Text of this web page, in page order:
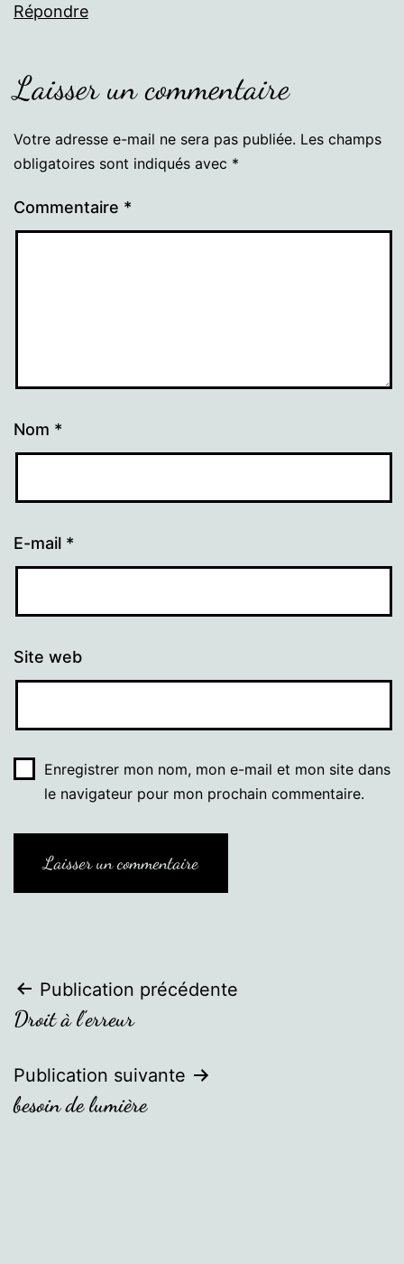
Répondre
Laisser un commentaire
Votre adresse e-mail ne sera pas publiée. Les champs
obligatoires sont indiqués avec *
Commentaire *
Nom *
E-mail *
Site web
Enregistrer mon nom, mon e-mail et mon site dans
le navigateur pour mon prochain commentaire.
Navigation
de
l’article
Publication précédente
Droit à l’erreur
Publication suivante
besoin de lumière